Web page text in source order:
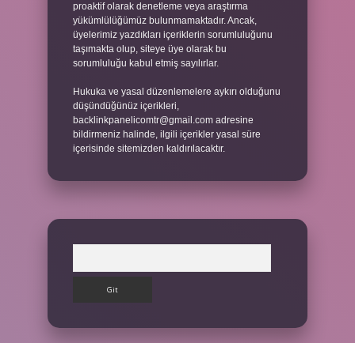
proaktif olarak denetleme veya araştırma
yükümlülüğümüz bulunmamaktadır. Ancak,
üyelerimiz yazdıkları içeriklerin sorumluluğunu
taşımakta olup, siteye üye olarak bu
sorumluluğu kabul etmiş sayılırlar.
Hukuka ve yasal düzenlemelere aykırı olduğunu
düşündüğünüz içerikleri,
backlinkpanelicomtr@gmail.com adresine
bildirmeniz halinde, ilgili içerikler yasal süre
içerisinde sitemizden kaldırılacaktır.